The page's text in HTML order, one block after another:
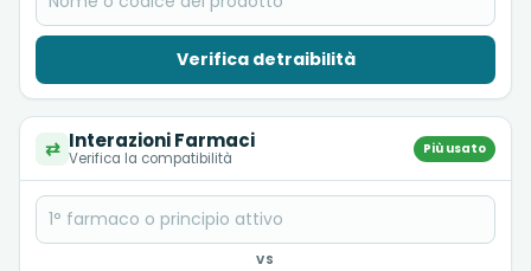
Verifica detraibilità
⇄ Interazioni Farmaci
Verifica la compatibilità
Più usato
VS